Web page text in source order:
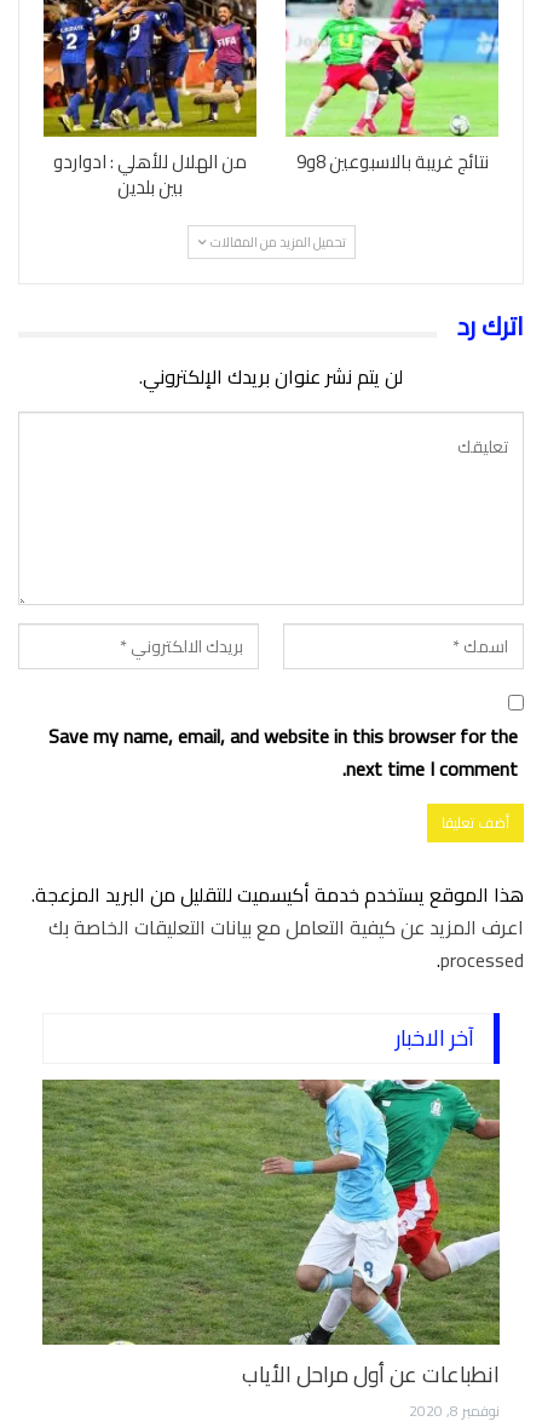
نتائج غريبة بالاسبوعين 8و9 من الهلال للأهلي : ادواردو
بين بلدين
تحميل المزيد من المقالات
اترك رد
لن يتم نشر عنوان بريدك الإلكتروني.
Save my name, email, and website in this browser for the
next time I comment.
هذا الموقع يستخدم خدمة أكيسميت للتقليل من البريد المزعجة.
اعرف المزيد عن كيفية التعامل مع بيانات التعليقات الخاصة بك
processed
.
آخر الاخبار
انطباعات عن أول مراحل الأياب
نوفمبر 8, 2020